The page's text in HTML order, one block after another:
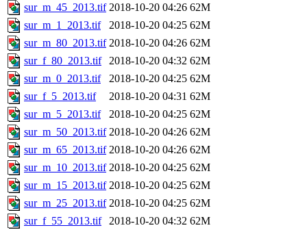
sur_m_45_2013.tif 2018-10-20 04:26 62M
sur_m_1_2013.tif
2018-10-20 04:25 62M
sur_m_80_2013.tif 2018-10-20 04:26 62M
sur_f_80_2013.tif
2018-10-20 04:32 62M
sur_m_0_2013.tif
2018-10-20 04:25 62M
sur_f_5_2013.tif
2018-10-20 04:31 62M
sur_m_5_2013.tif
2018-10-20 04:25 62M
sur_m_50_2013.tif 2018-10-20 04:26 62M
sur_m_65_2013.tif 2018-10-20 04:26 62M
sur_m_10_2013.tif 2018-10-20 04:25 62M
sur_m_15_2013.tif 2018-10-20 04:25 62M
sur_m_25_2013.tif 2018-10-20 04:25 62M
sur_f_55_2013.tif
2018-10-20 04:32 62M